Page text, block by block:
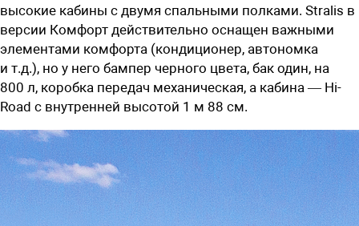
высокие кабины с двумя спальными полками. Stralis в
версии Комфорт действительно оснащен важными
элементами комфорта (кондиционер, автономка
и т.д.), но у него бампер черного цвета, бак один, на
800 л, коробка передач механическая, а кабина — Hi-
Road c внутренней высотой 1 м 88 см.